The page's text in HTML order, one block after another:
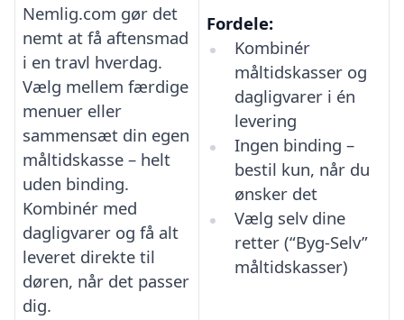
Nemlig.com gør det
nemt at få aftensmad
i en travl hverdag.
Vælg mellem færdige
menuer eller
sammensæt din egen
måltidskasse – helt
uden binding.
Kombinér med
dagligvarer og få alt
leveret direkte til
døren, når det passer
dig.
Fordele:
Kombinér
måltidskasser og
dagligvarer i én
levering
Ingen binding –
bestil kun, når du
ønsker det
Vælg selv dine
retter (“Byg-Selv”
måltidskasser)